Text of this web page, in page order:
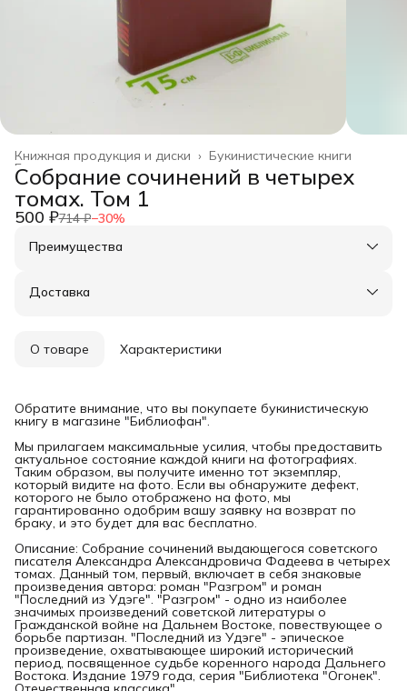
Букинистические книги
Книжная продукция и диски ›
Главная
Собрание сочинений в четырех
томах. Том 1
500 ₽714 ₽−30%
Преимущества
Оплата частями в Сплит
Удобный возврат
Доставка
О товаре Характеристики
Обратите внимание, что вы покупаете букинистическую
книгу в магазине "Библиофан".
Мы прилагаем максимальные усилия, чтобы предоставить
актуальное состояние каждой книги на фотографиях.
Таким образом, вы получите именно тот экземпляр,
который видите на фото. Если вы обнаружите дефект,
которого не было отображено на фото, мы
гарантированно одобрим вашу заявку на возврат по
браку, и это будет для вас бесплатно.
Описание: Собрание сочинений выдающегося советского
писателя Александра Александровича Фадеева в четырех
томах. Данный том, первый, включает в себя знаковые
произведения автора: роман "Разгром" и роман
"Последний из Удэге". "Разгром" - одно из наиболее
значимых произведений советской литературы о
Гражданской войне на Дальнем Востоке, повествующее о
борьбе партизан. "Последний из Удэге" - эпическое
произведение, охватывающее широкий исторический
период, посвященное судьбе коренного народа Дальнего
Востока. Издание 1979 года, серия "Библиотека "Огонек".